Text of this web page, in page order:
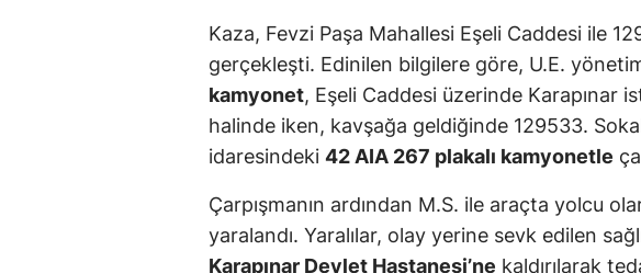
Kaza, Fevzi Paşa Mahallesi Eşeli Caddesi ile
gerçekleşti. Edinilen bilgilere göre, U.E.
kamyonet, Eşeli Caddesi üzerinde Karapınar
halinde iken, kavşağa geldiğinde 129533.
idaresindeki 42 AIA 267 plakalı kamyonetle
Çarpışmanın ardından M.S. ile araçta yolcu
yaralandı. Yaralılar, olay yerine sevk edilen
Karapınar Devlet Hastanesi’ne kaldırılarak